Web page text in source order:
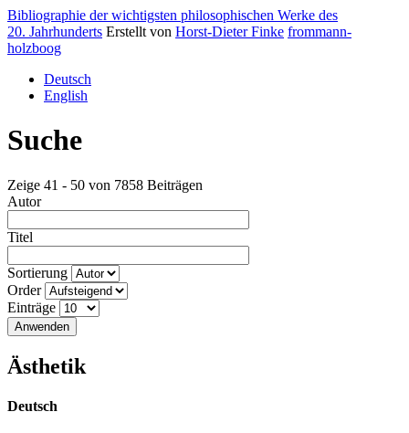
Bibliographie der wichtigsten philosophischen Werke des
20. Jahrhunderts Erstellt von Horst-Dieter Finke frommann-
holzboog
Deutsch
English
Suche
Zeige 41 - 50 von 7858 Beiträgen
Autor
Titel
Sortierung
Order
Einträge
Ästhetik
Deutsch